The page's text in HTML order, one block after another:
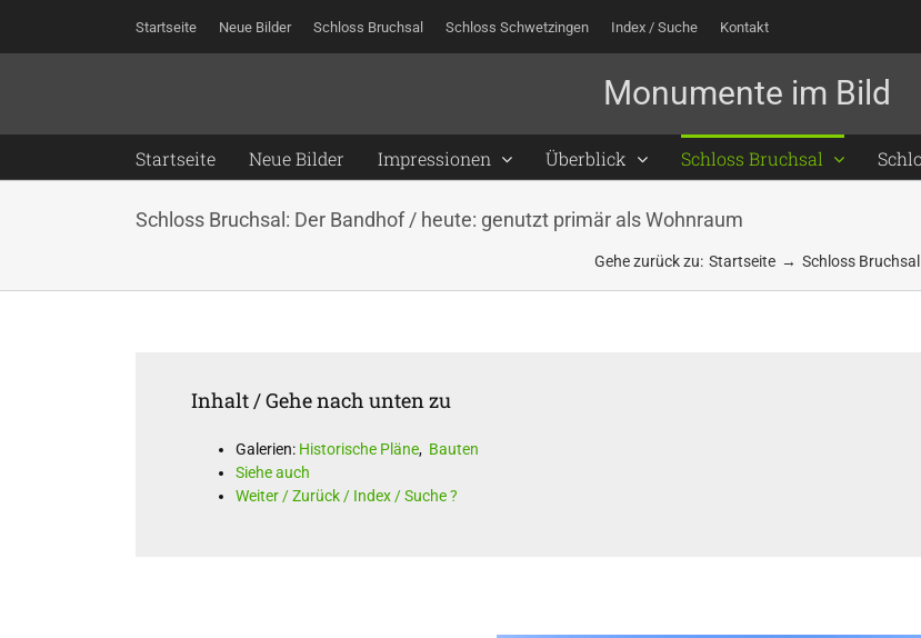
springen
Startseite Neue Bilder Schloss Bruchsal Schloss Schwetzingen Index / Suche Kontakt
Startseite Neue Bilder Impressionen Überblick Schloss Bruchsal
Schloss Bruchsal: Der Bandhof / heute: genutzt primär als Wohnraum
Gehe zurück zu: Startseite Schloss Bruchsal
Inhalt / Gehe nach unten zu
Galerien: Historische Pläne, Bauten
Siehe auch
Weiter / Zurück / Index / Suche ?